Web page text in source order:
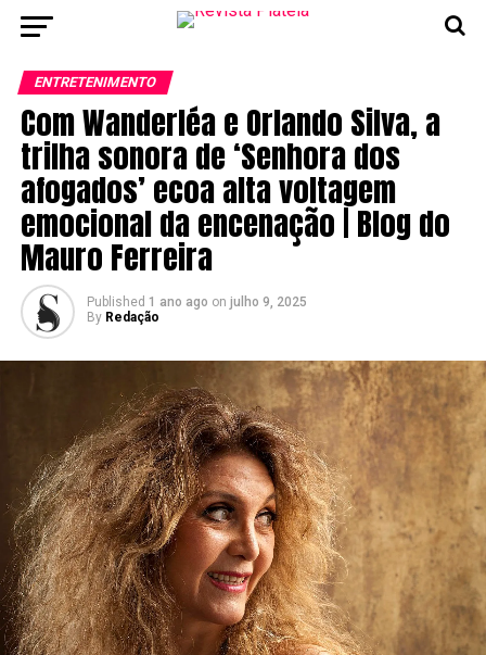
ENTRETENIMENTO
Com Wanderléa e Orlando Silva, a
trilha sonora de ‘Senhora dos
afogados’ ecoa alta voltagem
emocional da encenação | Blog do
Mauro Ferreira
Published 1 ano ago on julho 9, 2025
By Redação